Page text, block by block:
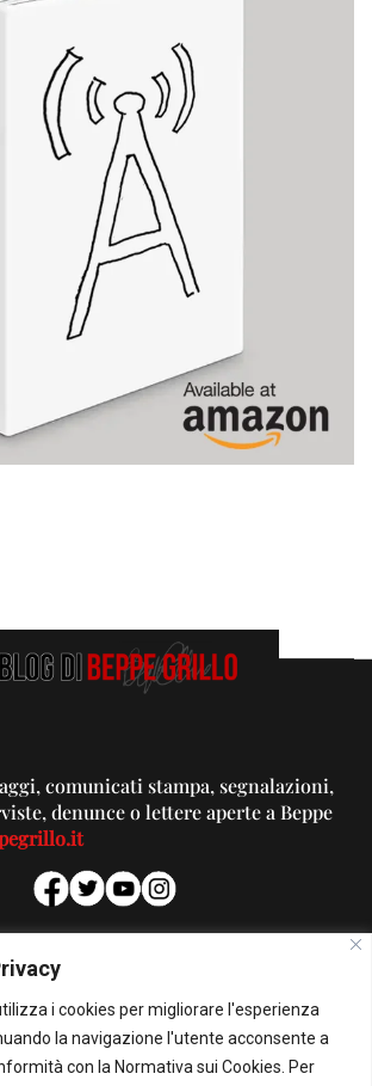
i cookies per migliorare l'esperienza
la navigazione l'utente acconsente a
con la Normativa sui Cookies. Per
comunicati stampa, segnalazioni,
denunce o lettere aperte a Beppe
PUBBLICITA'
Per la tua pubblicità su questo Blog:
pubblicita@beppegrillo.it